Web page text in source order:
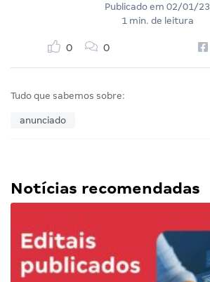
Publicado em 02/01/23
1 min. de leitura
0 0
Tudo que sabemos sobre:
anunciado
Notícias recomendadas